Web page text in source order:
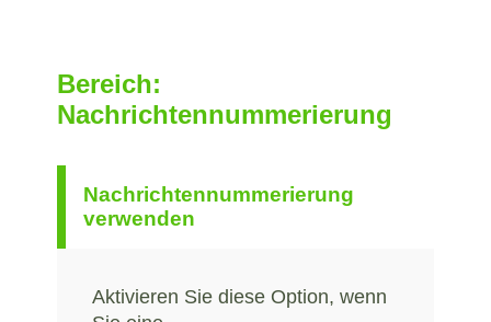
Bereich:
Nachrichtennummerierung
Nachrichtennummerierung
verwenden
Aktivieren Sie diese Option, wenn